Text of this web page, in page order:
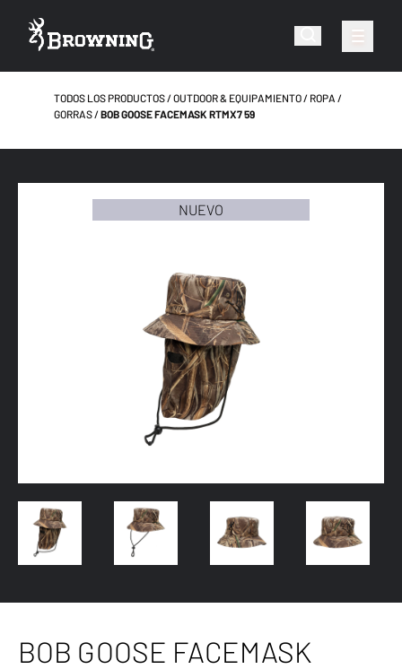
TODOS LOS PRODUCTOS OUTDOOR & EQUIPAMIENTO
ROPA
GORRAS
BOB GOOSE FACEMASK RTMX7 59
NUEVO
BOB GOOSE FACEMASK